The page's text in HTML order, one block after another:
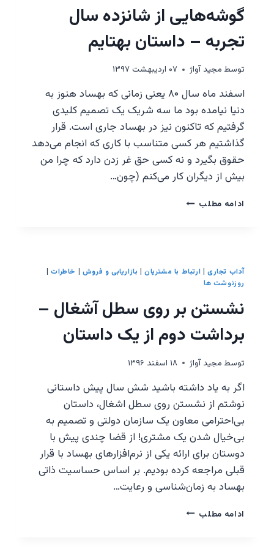
گوشه‌هایی از شانزده سال
تجربه – داستان بهتایم
توسط مجيد آواژ ۰۷ اردیبهشت ۱۳۹۷
اسفند ماه سال ۸۰ یعنی زمانی که بهساد هنوز به
دنیا نیامده بود ما سه شریک یک تصمیم کلیدی
گرفتیم که تاکنون نیز در بهساد جاری است. قرار
گذاشتیم هر کسی متناسب با کاری که انجام می‌دهد
حقوق بگیرد و نه کسی حق غر زدن دارد که چرا من
بیش از دیگران کار می‌کنم (چون…
ادامه مطلبگوشه‌هایی
–
داستان
آداب تجاری| ارتباط با مشتريان| بازاریابی و فروش خاطرات|
روزنوشت ها
نشستن بر روی سطل آشغال –
برداشت دوم از یک داستان
توسط مجيد آواژ ۱۸ اسفند ۱۳۹۶
اگر به یاد داشته باشید شش سال پیش داستانی
نوشتم از نشستن روی سطل اشغال، داستان
بی‌احترامی معاون یک سازمان دولتی و تصمیم به
بی‌خیال شدن یک مشتری! از قضا چندی پیش با
دوستان برای ارائه یکی از نرم‌افزارهای بهساد با قرار
قبلی مراجعه کرده بودیم. بر اساس حساسیت ذاتی
بهساد به زمان‌شناسی و رعایت…
ادامه مطلبنشستن